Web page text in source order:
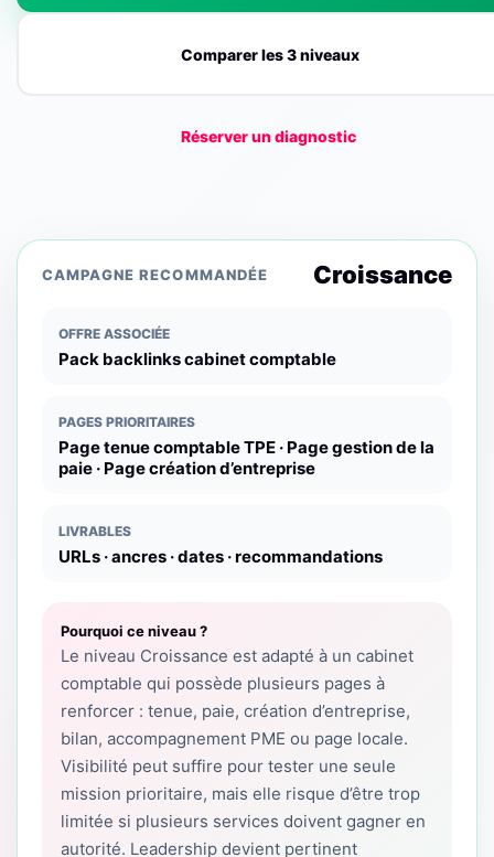
Comparer les 3 niveaux
Réserver un diagnostic
CAMPAGNE RECOMMANDÉE Croissance
OFFRE ASSOCIÉE
Pack backlinks cabinet comptable
PAGES PRIORITAIRES
Page tenue comptable TPE · Page gestion de la
paie · Page création d’entreprise
LIVRABLES
URLs · ancres · dates · recommandations
Pourquoi ce niveau ?
Le niveau Croissance est adapté à un cabinet
comptable qui possède plusieurs pages à
renforcer : tenue, paie, création d’entreprise,
bilan, accompagnement PME ou page locale.
Visibilité peut suffire pour tester une seule
mission prioritaire, mais elle risque d’être trop
limitée si plusieurs services doivent gagner en
autorité. Leadership devient pertinent